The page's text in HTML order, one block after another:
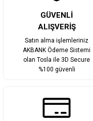
GÜVENLİ
ALIŞVERİŞ
Satın alma işlemleriniz
AKBANK Ödeme Sistemi
olan Tosla ile 3D Secure
%100 güvenli